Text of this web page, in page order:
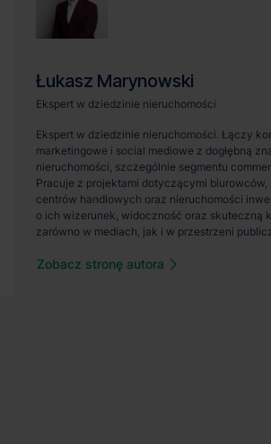
Zobacz stronę autora